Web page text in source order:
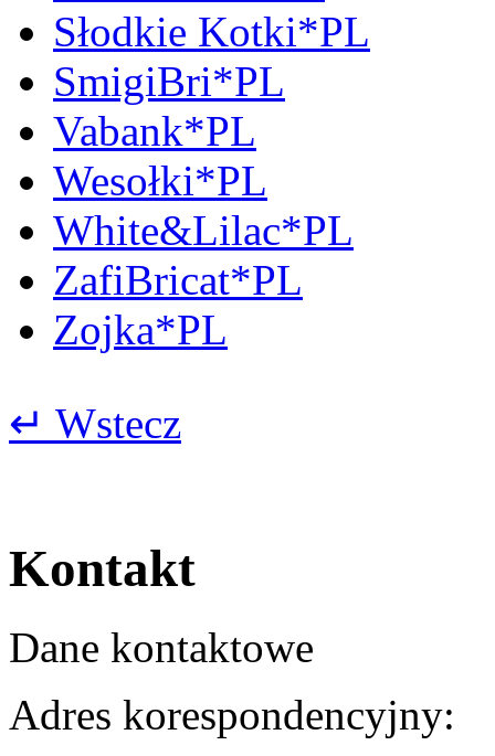
Słodkie Kotki*PL
SmigiBri*PL
Vabank*PL
Wesołki*PL
White&Lilac*PL
ZafiBricat*PL
Zojka*PL
↵ Wstecz
Kontakt
Dane kontaktowe
Adres korespondencyjny: